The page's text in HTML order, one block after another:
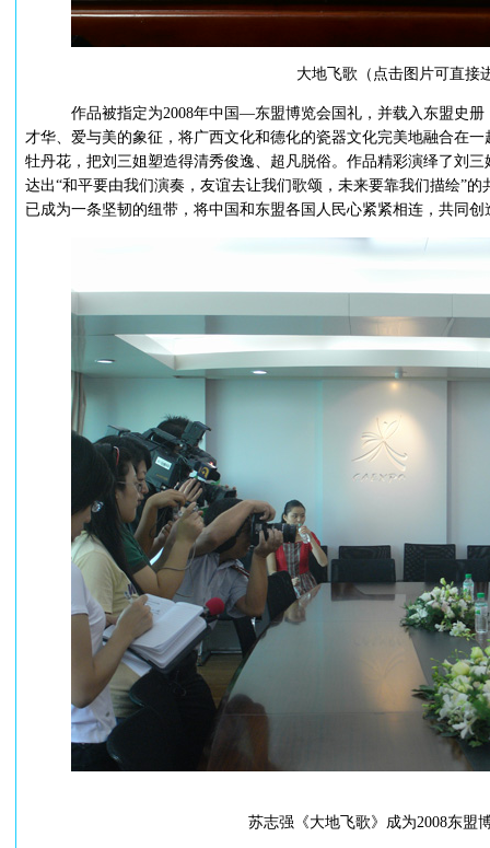
大地飞歌（点击图片可直接
作品被指定为2008年中国—东盟博览会国礼，并载入东盟史册
才华、爱与美的象征，将广西文化和德化的瓷器文化完美地融合在
牡丹花，把刘三姐塑造得清秀俊逸、超凡脱俗。作品精彩演绎了刘
达出“和平要由我们演奏，友谊去让我们歌颂，未来要靠我们描绘”
已成为一条坚韧的纽带，将中国和东盟各国人民心紧紧相连，共同
苏志强《大地飞歌》成为2008东盟